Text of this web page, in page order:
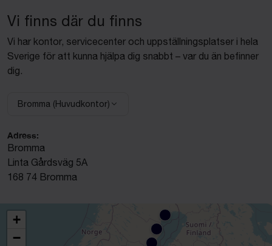
Vi finns där du finns
Vi har kontor, servicecenter och uppställningsplatser i hela
Sverige för att kunna hjälpa dig snabbt – var du än befinner
dig.
Välj anläggning:
Bromma (Huvudkontor)
Adress:
Bromma
Linta Gårdsväg 5A
168 74 Bromma
+
−